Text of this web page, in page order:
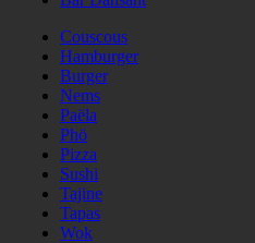
Couscous
Hamburger
Burger
Nems
Paëla
Phö
Pizza
Sushi
Tajine
Tapas
Wok